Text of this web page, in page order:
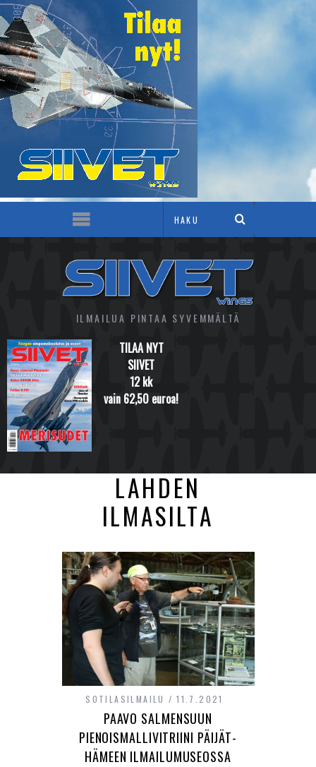
ILMAILUA PINTAA SYVEMMÄLTÄ
TILAA NYT
SIIVET
12 kk
vain 62,50 euroa!
LAHDEN
ILMASILTA
SOTILASILMAILU 11.7.2021
PAAVO SALMENSUUN
PIENOISMALLIVITRIINI PÄIJÄT-
HÄMEEN ILMAILUMUSEOSSA